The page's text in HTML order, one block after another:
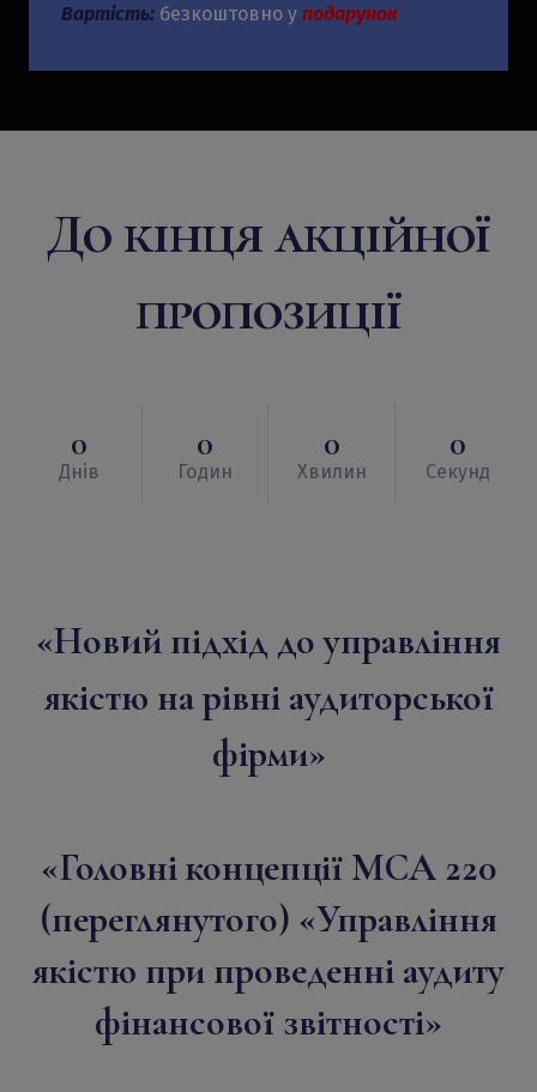
Вартість: безкоштовно у подарунок
До кінця акційної
пропозиції
0
Днів
0
Годин
0
Хвилин
0
Секунд
«Новий підхід до управління
якістю на рівні аудиторської
фірми»
«Головні концепції МСА 220
(переглянутого) «Управління
якістю при проведенні аудиту
фінансової звітності»